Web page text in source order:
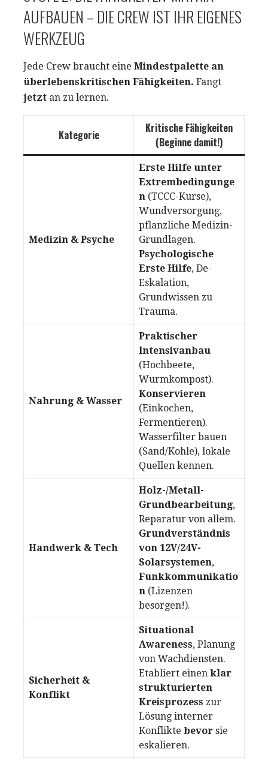
AUFBAUEN – DIE CREW IST IHR EIGENES
WERKZEUG
Jede Crew braucht eine Mindestpalette an
überlebenskritischen Fähigkeiten. Fangt
jetzt an zu lernen.
Kategorie
Kritische Fähigkeiten
(Beginne damit!)
Medizin & Psyche
Erste Hilfe unter
Extrembedingunge
n (TCCC-Kurse),
Wundversorgung,
pflanzliche Medizin-
Grundlagen.
Psychologische
Erste Hilfe, De-
Eskalation,
Grundwissen zu
Trauma.
Nahrung & Wasser
Praktischer
Intensivanbau
(Hochbeete,
Wurmkompost).
Konservieren
(Einkochen,
Fermentieren).
Wasserfilter bauen
(Sand/Kohle), lokale
Quellen kennen.
Handwerk & Tech
Holz-/Metall-
Grundbearbeitung,
Reparatur von allem.
Grundverständnis
von 12V/24V-
Solarsystemen,
Funkkommunikatio
n (Lizenzen
besorgen!).
Sicherheit &
Konflikt
Situational
Awareness, Planung
von Wachdiensten.
Etabliert einen klar
strukturierten
Kreisprozess zur
Lösung interner
Konflikte bevor sie
eskalieren.